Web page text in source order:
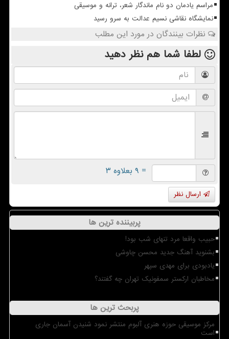
مراسم یادمان دو نام ماندگار شعر، ترانه و موسیقی
نمایشگاه نقاشی نسیم عدالت به سرو رسید
نظرات بینندگان در مورد این مطلب
لطفا شما همنظر دهید
= ۹ بعلاوه ۳
ارسال نظر
پربیننده ترین ها
حبیب واقعا مرد تنهای شب بود!
بشنوید آهنگ جدید محسن چاوشی
یادبودی برای مهدی سپهر
مخاطبان ارکستر سمفونیک تهران چه گفتند؟
پربحث ترین ها
مرکز موسیقی حوزه هنری آلبوم منتشر نمود شنیدن آسمان جاری
است